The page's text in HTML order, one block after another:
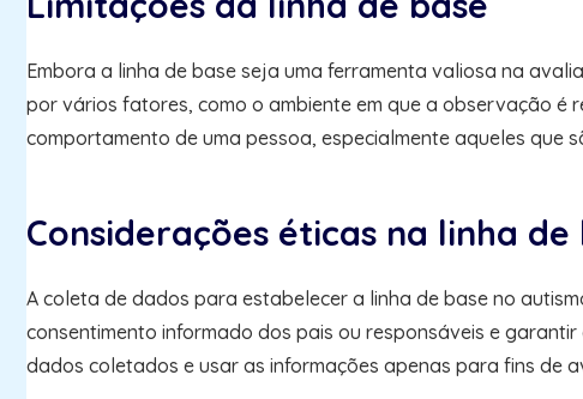
Embora a linha de base seja uma ferramenta valiosa na
por vários fatores, como o ambiente em que a observação é
comportamento de uma pessoa, especialmente aqueles que
Considerações éticas na linha de
A coleta de dados para estabelecer a linha de base no
consentimento informado dos pais ou responsáveis e
dados coletados e usar as informações apenas para fins de